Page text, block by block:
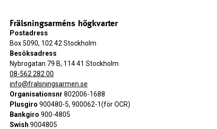
Frälsningsarméns högkvarter
Postadress
Box 5090, 102 42 Stockholm
Besöksadress
Nybrogatan 79 B, 114 41 Stockholm
08-562 282 00
info@fralsningsarmen.se
Organisationsnr 802006-1688
Plusgiro 900480-5, 900062-1(för OCR)
Bankgiro 900-4805
Swish 9004805